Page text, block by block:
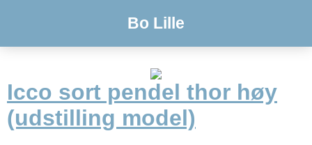
Bo Lille
Icco sort pendel thor høy
(udstilling model)